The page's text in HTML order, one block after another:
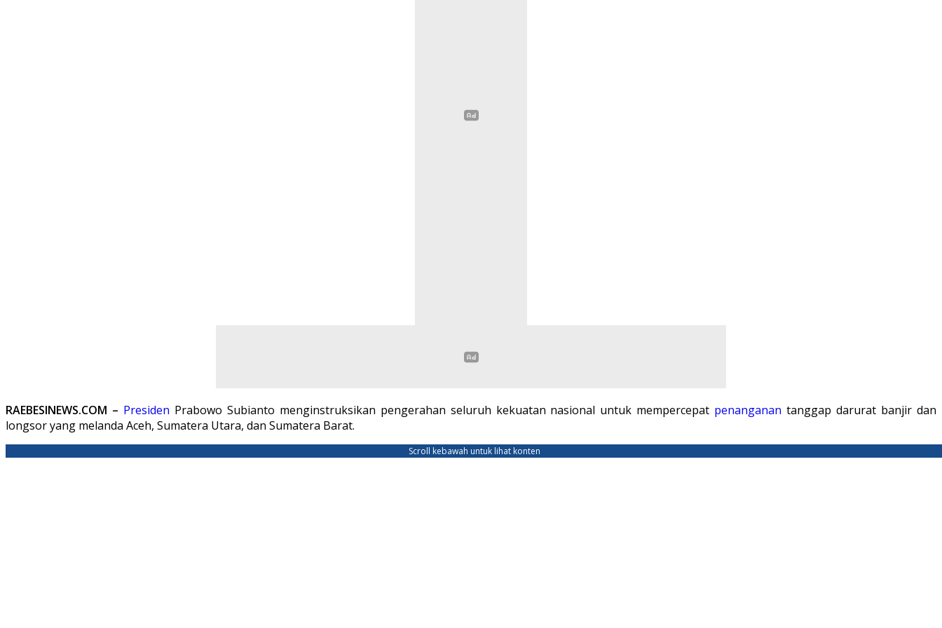
RAEBESINEWS.COM – Presiden Prabowo Subianto menginstruksikan pengerahan seluruh kekuatan nasional untuk mempercepat penanganan tanggap darurat banjir dan
longsor yang melanda Aceh, Sumatera Utara, dan Sumatera Barat.
Scroll kebawah untuk lihat konten